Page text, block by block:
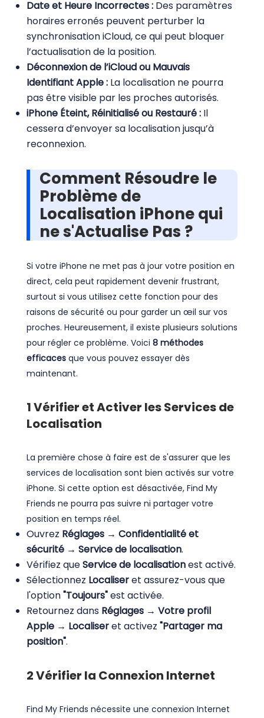
Date et Heure Incorrectes : Des paramètres
horaires erronés peuvent perturber la
synchronisation iCloud, ce qui peut bloquer
l’actualisation de la position.
Déconnexion de l’iCloud ou Mauvais
Identifiant Apple : La localisation ne pourra
pas être visible par les proches autorisés.
iPhone Éteint, Réinitialisé ou Restauré : Il
cessera d’envoyer sa localisation jusqu’à
reconnexion.
Comment Résoudre le
Problème de
Localisation iPhone qui
ne s'Actualise Pas ?
Si votre iPhone ne met pas à jour votre position en
direct, cela peut rapidement devenir frustrant,
surtout si vous utilisez cette fonction pour des
raisons de sécurité ou pour garder un œil sur vos
proches. Heureusement, il existe plusieurs solutions
pour régler ce problème. Voici 8 méthodes
efficaces que vous pouvez essayer dès
maintenant.
1Vérifier et Activer les Services de
Localisation
La première chose à faire est de s'assurer que les
services de localisation sont bien activés sur votre
iPhone. Si cette option est désactivée, Find My
Friends ne pourra pas suivre ni partager votre
position en temps réel.
Ouvrez Réglages → Confidentialité et
sécurité → Service de localisation.
Vérifiez queService de localisationest activé.
Sélectionnez Localiseret assurez-vous que
l'option"Toujours"est activée.
Retournez dans Réglages → Votre profil
Apple → Localiseret activez "Partager ma
position".
2Vérifier la Connexion Internet
Find My Friends nécessite une connexion Internet